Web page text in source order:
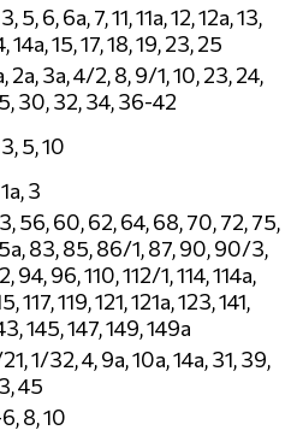
5, 6, 6а, 7, 11, 11а, 12, 12а, 13,
14а, 15, 17, 18, 19, 23, 25
2а, 3а, 4/2, 8, 9/1, 10, 23, 24,
30, 32, 34, 36-42
3, 5, 10
3
56, 60, 62, 64, 68, 70, 72, 75,
83, 85, 86/1, 87, 90, 90/3,
94, 96, 110, 112/1, 114, 114а,
117, 119, 121, 121а, 123, 141,
145, 147, 149, 149а
1/32, 4, 9а, 10а, 14а, 31, 39,
45
8, 10